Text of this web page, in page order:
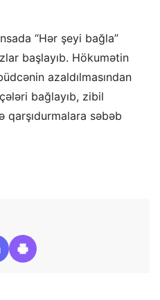
“Hər şeyi bağla”
başlayıb. Hökumətin
azaldılmasından
bağlayıb, zibil
qarşıdurmalara səbəb